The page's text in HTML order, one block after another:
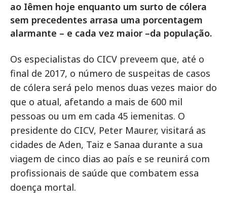
ao Iêmen hoje enquanto um surto de cólera
sem precedentes arrasa uma porcentagem
alarmante – e cada vez maior –da população.
Os especialistas do CICV preveem que, até o
final de 2017, o número de suspeitas de casos
de cólera será pelo menos duas vezes maior do
que o atual, afetando a mais de 600 mil
pessoas ou um em cada 45 iemenitas. O
presidente do CICV, Peter Maurer, visitará as
cidades de Aden, Taiz e Sanaa durante a sua
viagem de cinco dias ao país e se reunirá com
profissionais de saúde que combatem essa
doença mortal.